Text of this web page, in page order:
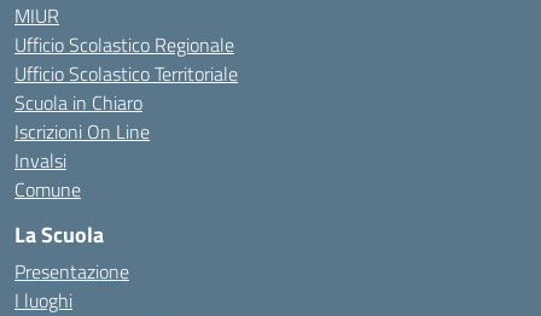
MIUR
Ufficio Scolastico Regionale
Ufficio Scolastico Territoriale
Scuola in Chiaro
Iscrizioni On Line
Invalsi
Comune
La Scuola
Presentazione
I luoghi